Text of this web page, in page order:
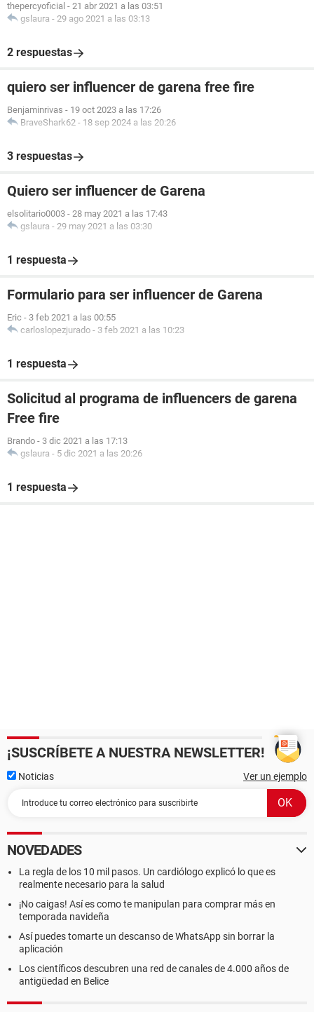
thepercyoficial - 21 abr 2021 a las 03:51
gslaura - 29 ago 2021 a las 03:13
2 respuestas
quiero ser influencer de garena free fire
Benjaminrivas - 19 oct 2023 a las 17:26
BraveShark62 - 18 sep 2024 a las 20:26
3 respuestas
Quiero ser influencer de Garena
elsolitario0003 - 28 may 2021 a las 17:43
gslaura - 29 may 2021 a las 03:30
1 respuesta
Formulario para ser influencer de Garena
Eric - 3 feb 2021 a las 00:55
carloslopezjurado - 3 feb 2021 a las 10:23
1 respuesta
Solicitud al programa de influencers de garena
Free fire
Brando - 3 dic 2021 a las 17:13
gslaura - 5 dic 2021 a las 20:26
1 respuesta
¡SUSCRÍBETE A NUESTRA NEWSLETTER!
Noticias Ver un ejemplo
NOVEDADES
La regla de los 10 mil pasos. Un cardiólogo explicó lo que es
realmente necesario para la salud
¡No caigas! Así es como te manipulan para comprar más en
temporada navideña
Así puedes tomarte un descanso de WhatsApp sin borrar la
aplicación
Los científicos descubren una red de canales de 4.000 años de
antigüedad en Belice